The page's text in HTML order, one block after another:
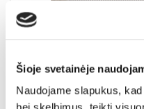
Šioje svetainėje
Naudojame slapukus,
YRA SANDĖLYJE
NOVA NKS154 komoda